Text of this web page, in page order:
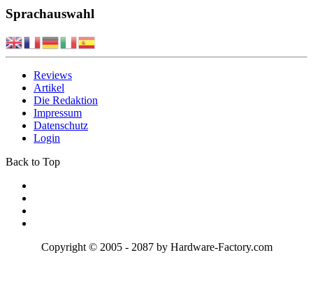
Sprachauswahl
Reviews
Artikel
Die Redaktion
Impressum
Datenschutz
Login
Back to Top
Copyright © 2005 - 2087 by Hardware-Factory.com